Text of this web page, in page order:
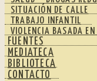
SITUACIÓN DE CALLE
TRABAJO INFANTIL
VIOLENCIA BASADA EN
FUENTES
MEDIATECA
BIBLIOTECA
CONTACTO